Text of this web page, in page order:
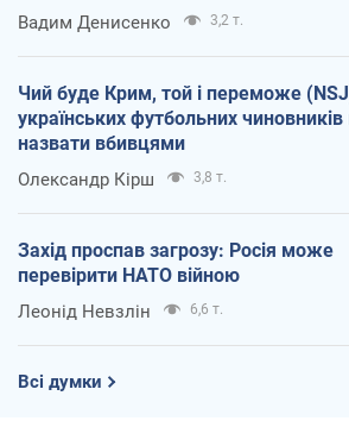
Вадим Денисенко 3,2 т.
Чий буде Крим, той і переможе
українських футбольних
назвати вбивцями
Олександр Кірш 3,8 т.
Захід проспав загрозу: Росія може
перевірити НАТО війною
Леонід Невзлін 6,6 т.
Всі думки